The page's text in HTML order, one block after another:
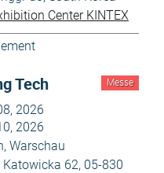
Center KINTEX
Messe
Tech
2026
2026
Warschau
Katowicka 62, 05-830